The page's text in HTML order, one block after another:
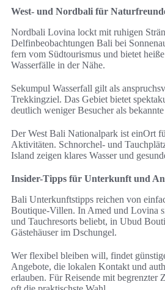
West- und Nordbali für
Nordbali Lovina lockt mit ruhigen
Delfinbeobachtungen Bali bei
fern vom Südtourismus und bietet
Wasserfälle in der Nähe.
Sekumpul Wasserfall gilt als
Trekkingziel. Das Gebiet bietet
deutlich weniger Besucher als
Der West Bali Nationalpark ist einOrt
Aktivitäten. Schnorchel- und
Island zeigen klares Wasser und
Insider-Tipps für Unterkunft und
Bali Unterkunftstipps reichen von
Boutique-Villen. In Amed und Lovina
und Tauchresorts beliebt, in Ubud
Gästehäuser im Dschungel.
Wer flexibel bleiben will, findet
Angebote, die lokalen Kontakt und
erlauben. Für Reisende mit begrenzter